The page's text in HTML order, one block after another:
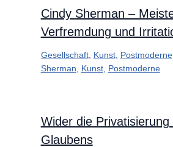
Cindy Sherman –
Verfremdung und
Gesellschaft, Kunst, Postmoderne
Sherman
Kunst, Postmoderne
Wider die Privatisierung
Glaubens